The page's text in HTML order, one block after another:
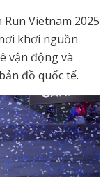
Vietnam 2025
khơi nguồn
vận động và
đồ quốc tế.